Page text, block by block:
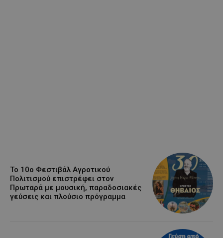
Το 10ο Φεστιβάλ Αγροτικού
Πολιτισμού επιστρέφει στον
Πρωταρά με μουσική, παραδοσιακές
γεύσεις και πλούσιο πρόγραμμα